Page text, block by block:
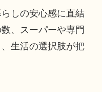
しの安心感に直結
、スーパーや専門
生活の選択肢が把